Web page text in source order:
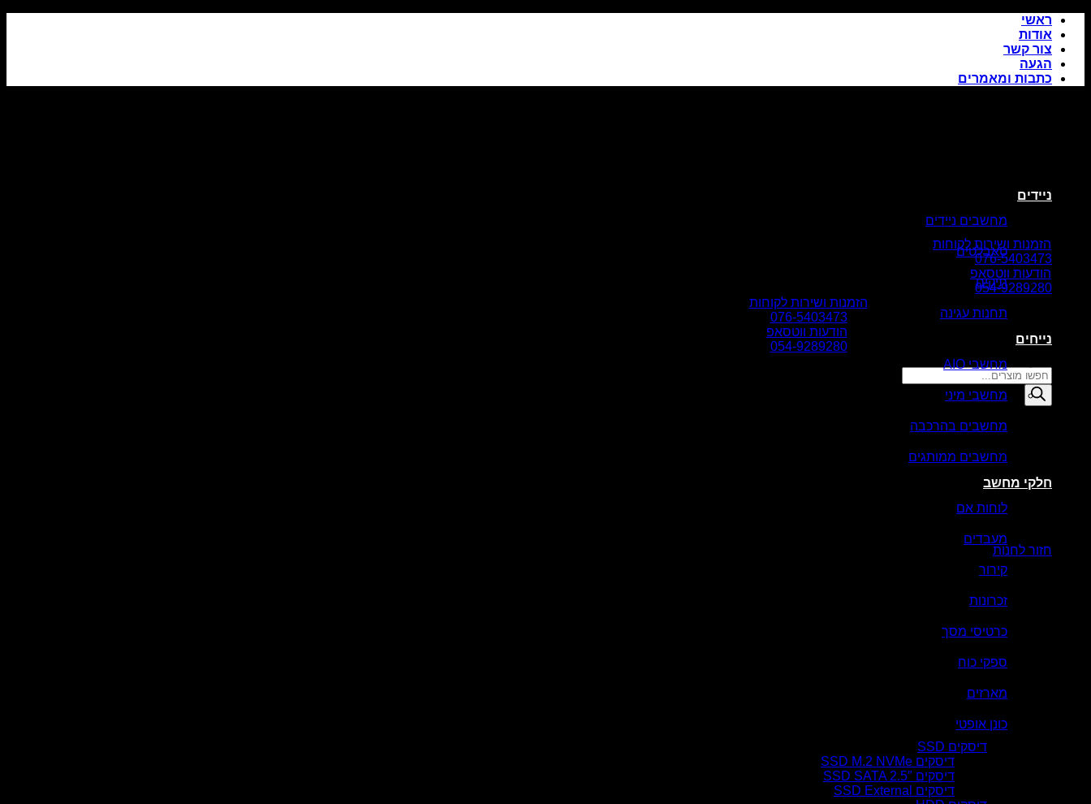
Skip
content
ראשי
אודות
צור קשר
הגעה
כתבות ומאמרים
הזמנות ושירות לקוחות
076-5403473
הודעות ווטסאפ
054-9289280
הזמנות ושירות לקוחות
076-5403473
הודעות ווטסאפ
054-9289280
Products
search
סל קניות
חזור לחנות
ניידים
מחשבים ניידים
טאבלטים
תיקים
תחנות עגינה
נייחים
מחשבי AIO
מחשבי מיני
מחשבים בהרכבה
מחשבים ממותגים
חלקי מחשב
לוחות אם
מעבדים
קירור
זכרונות
כרטיסי מסך
ספקי כוח
מארזים
כונן אופטי
דיסקים SSD
דיסקים SSD M.2 NVMe
דיסקים SSD SATA 2.5″
דיסקים SSD External